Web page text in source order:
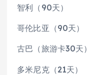
智利（90天）
哥伦比亚（90天）
古巴（旅游卡30天）
多米尼克（21天）